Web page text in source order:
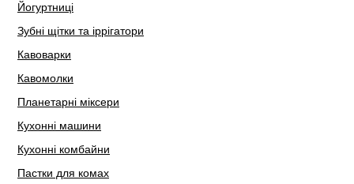
Йогуртниці
Зубні щітки та іррігатори
Кавоварки
Кавомолки
Планетарні міксери
Кухонні машини
Кухонні комбайни
Пастки для комах